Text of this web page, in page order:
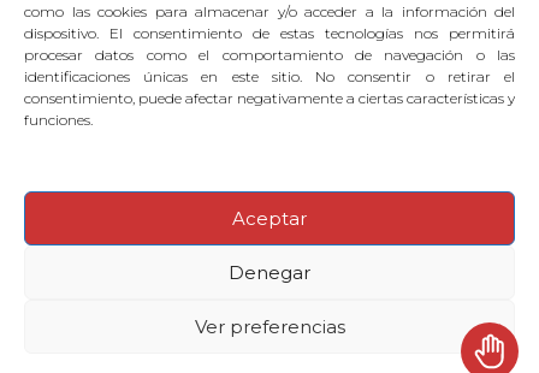
como las cookies para almacenar y/o acceder a la información del
dispositivo. El consentimiento de estas tecnologías nos permitirá
procesar datos como el comportamiento de navegación o las
identificaciones únicas en este sitio. No consentir o retirar el
consentimiento, puede afectar negativamente a ciertas características y
funciones.
Aceptar
Denegar
Ver preferencias
Si quieres dejar tu pregunta para
el experto, puedesidentificarteo
suscribirte.
© 2026
Contactar con Soporte Cudacu